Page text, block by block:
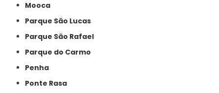
Mooca
Parque São Lucas
Parque São Rafael
Parque do Carmo
Penha
Ponte Rasa